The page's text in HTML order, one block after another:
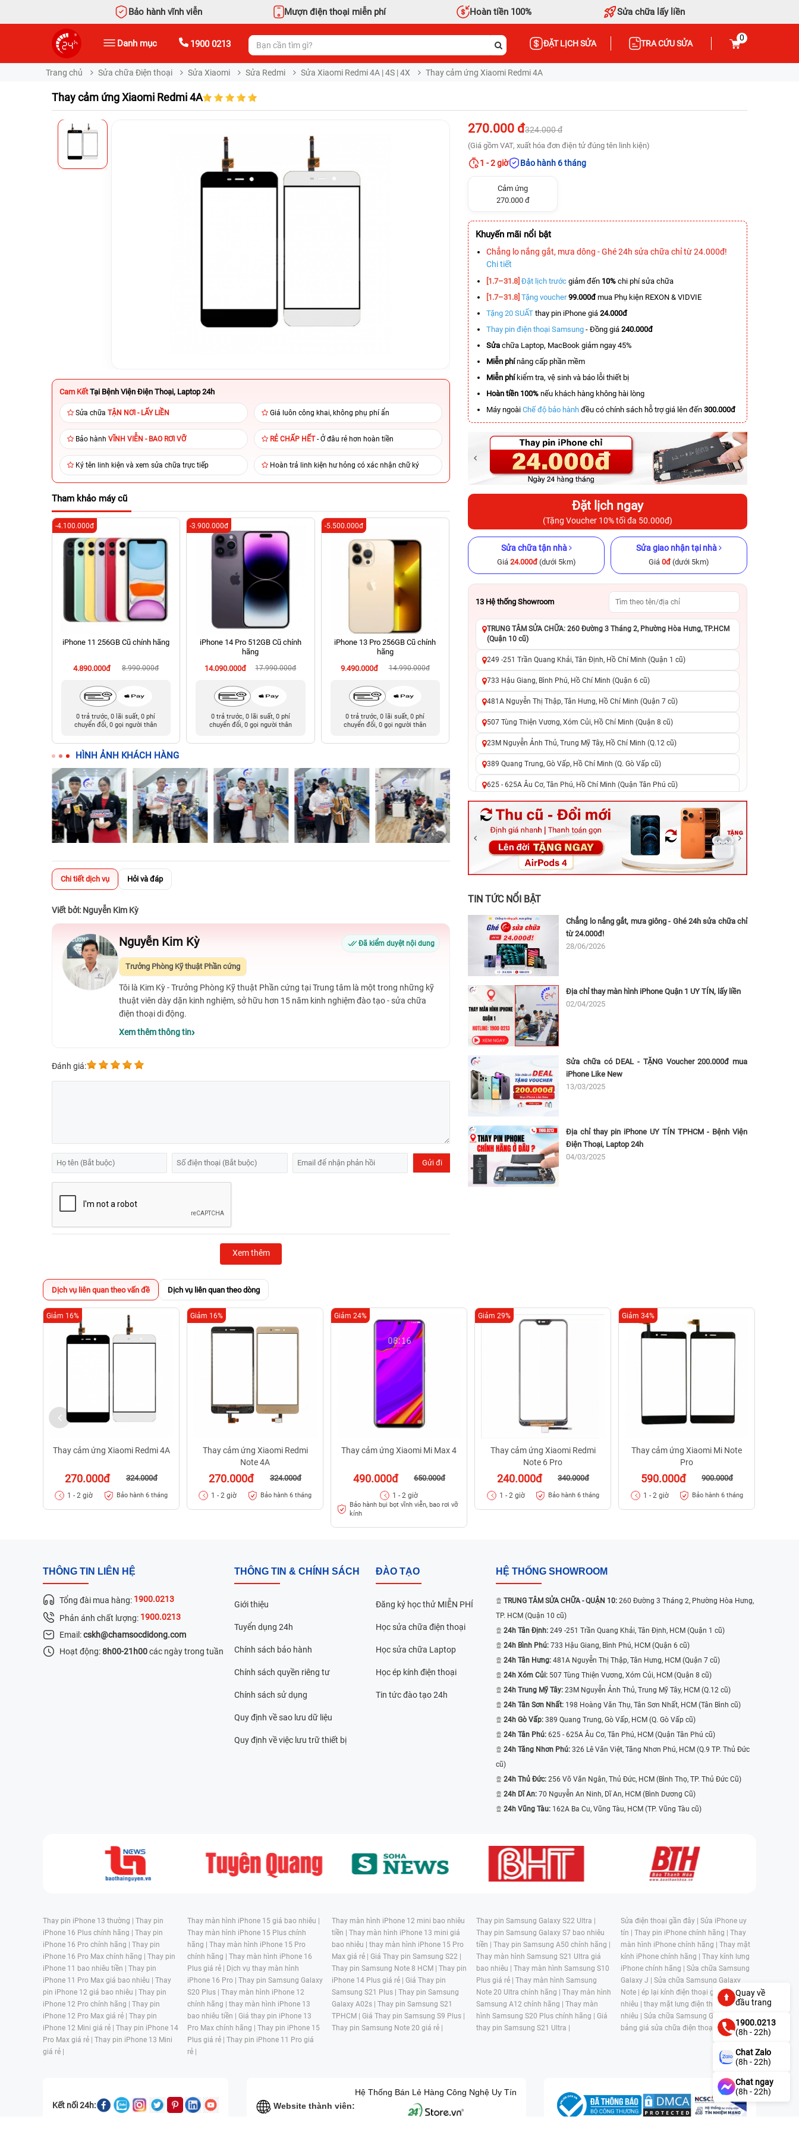
Bảo hành vĩnh viễn Mượn điện thoại miễn phí Hoàn tiền 100% Sửa chữa lấy liền
Danh mục 1900 0213 ĐẶT LỊCH SỬA TRA CỨU SỬA
0
Trang chủ Sửa chữa Điện thoại Sửa Xiaomi Sửa Redmi Sửa Xiaomi Redmi 4A | 4S | 4X Thay cảm ứng Xiaomi Redmi 4A
Thay cảm ứng Xiaomi Redmi 4A
Cam Kết Tại Bệnh Viện Điện Thoại, Laptop 24h
Sửa chữa TẬN NƠI - LẤY LIỀN Giá luôn công khai, không phụ phí ẩn
Bảo hành VĨNH VIỄN - BAO RƠI VỠ RẺ CHẤP HẾT- Ở đâu rẻ hơn hoàn tiền
Ký tên linh kiện và xem sửa chữa trực tiếp Hoàn trả linh kiện hư hỏng có xác nhận chữ ký
Tham khảo máy cũ
iPhone 11 256GB Cũ chính hãng
4.890.000đ 8.990.000đ
-4.100.000đ
0 trả trước, 0 lãi suất, 0 phí
chuyển đổi, 0 gọi người thân
iPhone 14 Pro 512GB Cũ chính
hãng
14.090.000đ
17.990.000đ
-3.900.000đ
0 trả trước, 0 lãi suất, 0 phí
chuyển đổi, 0 gọi người thân
iPhone 13 Pro 256GB Cũ chính
hãng
9.490.000đ
14.990.000đ
-5.500.000đ
0 trả trước, 0 lãi suất, 0 phí
chuyển đổi, 0 gọi người thân
iPhone XS Max 64GB Cũ chính
hãng
4.490.000đ
10.990.000đ
-6.500.000đ
chuyển đổi, 0 gọi người thân
chính hãng
10.990.000đ
16.990.000đ
-6.000.000đ
chuyển đổi, 0 gọi người thân
-4.900.000đ
HÌNH ẢNH KHÁCH HÀNG
Chi tiết dịch vụ Hỏi và đáp
Viết bởi: Nguyễn Kim Kỳ
Nguyễn Kim Kỳ Đã kiểm duyệt nội dung
Trưởng Phòng Kỹ thuật Phần cứng
Tôi là Kim Kỳ - Trưởng Phòng Kỹ thuật Phần cứng tại Trung tâm là một trong những kỹ
thuật viên dày dặn kinh nghiệm, sở hữu hơn 15 năm kinh nghiệm đào tạo - sửa chữa
điện thoại di động.
Xem thêm thông tin
Đánh giá:
Xem thêm
270.000 đ324.000 đ
(Giá gồm VAT, xuất hóa đơn điện tử đúng tên linh kiện)
1 - 2 giờ Bảo hành 6 tháng
Cảm ứng
270.000 đ
Khuyến mãi nổi bật
Chẳng lo nắng gắt, mưa dông - Ghé 24h sửa chữa chỉ từ 24.000đ!
Chi tiết
[1.7–31.8] Đặt lịch trước giảm đến 10% chi phí sửa chữa
[1.7–31.8] Tặng voucher 99.000đmua Phụ kiện REXON & VIDVIE
Tặng 20 SUẤT thay pin iPhone giá 24.000đ
Thay pin điện thoại Samsung - Đồng giá 240.000đ
Sửa chữa Laptop, MacBook giảm ngay 45%
Miễn phínâng cấp phần mềm
Miễn phíkiểm tra, vệ sinh và báo lỗi thiết bị
Hoàn tiền 100% nếu khách hàng không hài lòng
Máy ngoài Chế độ bảo hành đều có chính sách hỗ trợ giá lên đến 300.000đ
Đặt lịch ngay
(Tặng Voucher 10% tối đa 50.000đ)
Sửa chữa tận nhà
Giá 24.000đ(dưới 5km)
Sửa giao nhận tại nhà
Giá 0đ(dưới 5km)
13 Hệ thống Showroom
TRUNG TÂM SỬA CHỮA: 260 Đường 3 Tháng 2, Phường Hòa Hưng, TP.HCM
(Quận 10 cũ)
249 -251 Trần Quang Khải, Tân Định, Hồ Chí Minh (Quận 1 cũ)
733 Hậu Giang, Bình Phú, Hồ Chí Minh (Quận 6 cũ)
481A Nguyễn Thị Thập, Tân Hưng, Hồ Chí Minh (Quận 7 cũ)
507 Tùng Thiện Vương, Xóm Củi, Hồ Chí Minh (Quận 8 cũ)
23M Nguyễn Ảnh Thủ, Trung Mỹ Tây, Hồ Chí Minh (Q.12 cũ)
389 Quang Trung, Gò Vấp, Hồ Chí Minh (Q. Gò Vấp cũ)
625 - 625A Âu Cơ, Tân Phú, Hồ Chí Minh (Quận Tân Phú cũ)
326 Lê Văn Việt, Tăng Nhơn Phú, Hồ Chí Minh (Q.9 TP. Thủ Đức cũ)
256 Võ Văn Ngân, Thủ Đức, Hồ Chí Minh (Bình Thọ, TP. Thủ Đức Cũ)
70 Nguyễn An Ninh, Dĩ An, Hồ Chí Minh (Bình Dương Cũ)
24h Vũng Tàu: 162A Ba Cu, Vũng Tàu, Hồ Chí Minh (TP. Vũng Tàu cũ)
TIN TỨC NỔI BẬT
Chẳng lo nắng gắt, mưa giông - Ghé 24h sửa chữa chỉ
từ 24.000đ!
28/06/2026
Địa chỉ thay màn hình iPhone Quận 1 UY TÍN, lấy liền
02/04/2025
Sửa chữa có DEAL - TẶNG Voucher 200.000đ mua
iPhone Like New
13/03/2025
Địa chỉ thay pin iPhone UY TÍN TPHCM - Bệnh Viện
Điện Thoại, Laptop 24h
04/03/2025
Dịch vụ liên quan theo vấn đề Dịch vụ liên quan theo dòng
Thay cảm ứng Xiaomi Redmi 4A
270.000đ 324.000đ
Giảm 16%
1 - 2 giờ Bảo hành 6 tháng
Thay cảm ứng Xiaomi Redmi
Note 4A
270.000đ 324.000đ
Giảm 16%
1 - 2 giờ Bảo hành 6 tháng
Thay cảm ứng Xiaomi Mi Max 4
490.000đ 650.000đ
Giảm 24%
1 - 2 giờ
Bảo hành bụi bọt vĩnh viễn, bao rơi vỡ
kính
Thay cảm ứng Xiaomi Redmi
Note 6 Pro
240.000đ 340.000đ
Giảm 29%
1 - 2 giờ Bảo hành 6 tháng
Thay cảm ứng Xiaomi Mi Note
Pro
590.000đ 900.000đ
Giảm 34%
1 - 2 giờ Bảo hành 6 tháng
THÔNG TIN LIÊN HỆ
Tổng đài mua hàng: 1900.0213
Phản ánh chất lượng: 1900.0213
Email:cskh@chamsocdidong.com
Hoạt động:8h00-21h00các ngày trong tuần
THÔNG TIN & CHÍNH SÁCH
Giới thiệu
Tuyển dụng 24h
Chính sách bảo hành
Chính sách quyền riêng tư
Chính sách sử dụng
Quy định về sao lưu dữ liệu
Quy định về việc lưu trữ thiết bị
ĐÀO TẠO
Đăng ký học thử MIỄN PHÍ
Học sửa chữa điện thoại
Học sửa chữa Laptop
Học ép kính điện thoại
Tin tức đào tạo 24h
HỆ THỐNG SHOWROOM
TRUNG TÂM SỬA CHỮA - QUẬN 10: 260 Đường 3 Tháng 2, Phường Hòa Hưng,
TP. HCM (Quận 10 cũ)
24h Tân Định: 249 -251 Trần Quang Khải, Tân Định, HCM (Quận 1 cũ)
24h Bình Phú: 733 Hậu Giang, Bình Phú, HCM (Quận 6 cũ)
24h Tân Hưng: 481A Nguyễn Thị Thập, Tân Hưng, HCM (Quận 7 cũ)
24h Xóm Củi: 507 Tùng Thiện Vương, Xóm Củi, HCM (Quận 8 cũ)
24h Trung Mỹ Tây: 23M Nguyễn Ảnh Thủ, Trung Mỹ Tây, HCM (Q.12 cũ)
24h Tân Sơn Nhất: 198 Hoàng Văn Thụ, Tân Sơn Nhất, HCM (Tân Bình cũ)
24h Gò Vấp: 389 Quang Trung, Gò Vấp, HCM (Q. Gò Vấp cũ)
24h Tân Phú: 625 - 625A Âu Cơ, Tân Phú, HCM (Quận Tân Phú cũ)
24h Tăng Nhơn Phú: 326 Lê Văn Việt, Tăng Nhơn Phú, HCM (Q.9 TP. Thủ Đức
cũ)
24h Thủ Đức: 256 Võ Văn Ngân, Thủ Đức, HCM (Bình Thọ, TP. Thủ Đức Cũ)
24h Dĩ An: 70 Nguyễn An Ninh, Dĩ An, HCM (Bình Dương Cũ)
24h Vũng Tàu: 162A Ba Cu, Vũng Tàu, HCM (TP. Vũng Tàu cũ)
Thay pin iPhone 13 thường | Thay pin
iPhone 16 Plus chính hãng | Thay pin
iPhone 16 Pro chính hãng | Thay pin
iPhone 16 Pro Max chính hãng | Thay pin
iPhone 11 bao nhiêu tiền | Thay pin
iPhone 11 Pro Max giá bao nhiêu | Thay
pin iPhone 12 giá bao nhiêu | Thay pin
iPhone 12 Pro chính hãng | Thay pin
iPhone 12 Pro Max giá rẻ | Thay pin
iPhone 12 Mini giá rẻ | Thay pin iPhone 14
Pro Max giá rẻ | Thay pin iPhone 13 Mini
giá rẻ |
Thay màn hình iPhone 15 giá bao nhiêu |
Thay màn hình iPhone 15 Plus chính
hãng | Thay màn hình iPhone 15 Pro
chính hãng | Thay màn hình iPhone 16
Plus giá rẻ | Dịch vụ thay màn hình
iPhone 16 Pro | Thay pin Samsung Galaxy
S20 Plus | Thay màn hình iPhone 12
chính hãng | thay màn hình iPhone 13
bao nhiêu tiền | Giá thay pin iPhone 13
Pro Max chính hãng | Thay pin iPhone 15
Plus giá rẻ | Thay pin iPhone 11 Pro giá
rẻ |
Thay màn hình iPhone 12 mini bao nhiêu
tiền | Thay màn hình iPhone 13 mini giá
bao nhiêu | thay màn hình iPhone 15 Pro
Max giá rẻ | Giá Thay pin Samsung S22 |
Thay pin Samsung Note 8 HCM | Thay pin
iPhone 14 Plus giá rẻ | Giá Thay pin
Samsung S21 Plus | Thay pin Samsung
Galaxy A02s | Thay pin Samsung S21
TPHCM | Giá Thay pin Samsung S9 Plus |
Thay pin Samsung Note 20 giá rẻ |
Thay pin Samsung Galaxy S22 Ultra |
Thay pin Samsung Galaxy S7 bao nhiêu
tiền | Thay pin Samsung A50 chính hãng |
Thay màn hình Samsung S21 Ultra giá
bao nhiêu | Thay màn hình Samsung S10
Plus giá rẻ | Thay màn hình Samsung
Note 20 Ultra chính hãng | Thay màn hình
Samsung A12 chính hãng | Thay màn
hình Samsung S20 Plus chính hãng | Giá
thay pin Samsung S21 Ultra |
Sửa điện thoại gần đây | Sửa iPhone uy
tín | Thay pin iPhone chính hãng | Thay
màn hình iPhone chính hãng | Thay mặt
kính iPhone chính hãng | Thay kính lưng
iPhone chính hãng | Sửa chữa Samsung
Galaxy J | Sửa chữa Samsung Galaxy
Note | ép lại kính điện thoại giá bao
nhiêu | thay mặt lưng điện thoại giá bao
nhiêu | Sửa chữa Samsung Galaxy S |
bảng giá sửa chữa điện thoại samsung |
Kết nối 24h: Website thành viên:
Hệ Thống Bán Lẻ Hàng Công Nghệ Uy Tín
Quay về
đầu trang
1900.0213
(8h - 22h)
Chat Zalo
(8h - 22h)
Chat ngay
(8h - 22h)